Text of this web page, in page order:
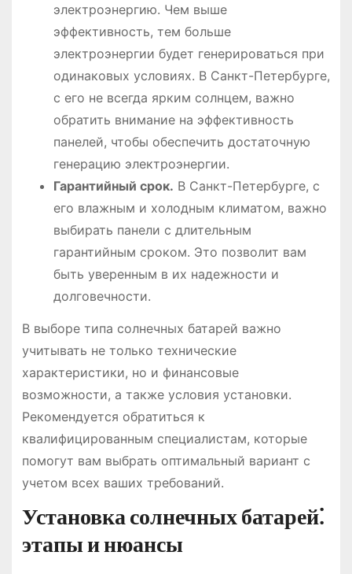
электроэнергию. Чем выше
эффективность, тем больше
электроэнергии будет генерироваться при
одинаковых условиях. В Санкт-Петербурге,
с его не всегда ярким солнцем, важно
обратить внимание на эффективность
панелей, чтобы обеспечить достаточную
генерацию электроэнергии.
Гарантийный срок. В Санкт-Петербурге, с
его влажным и холодным климатом, важно
выбирать панели с длительным
гарантийным сроком. Это позволит вам
быть уверенным в их надежности и
долговечности.
В выборе типа солнечных батарей важно
учитывать не только технические
характеристики, но и финансовые
возможности, а также условия установки.
Рекомендуется обратиться к
квалифицированным специалистам, которые
помогут вам выбрать оптимальный вариант с
учетом всех ваших требований.
Установка солнечных батарей⁚
этапы и нюансы